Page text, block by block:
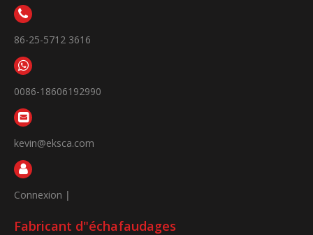
86-25-5712 3616
0086-18606192990
kevin@eksca.com
Connexion |
Fabricant d"échafaudages